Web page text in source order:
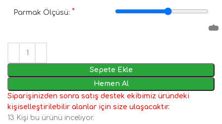
Parmak Ölçüsü: *
Sepete Ekle
Hemen Al
Siparişinizden sonra satış destek ekibimiz üründeki
kişiselleştirilebilir alanlar için size ulaşacaktır.
13 Kişi bu ürünü inceliyor.